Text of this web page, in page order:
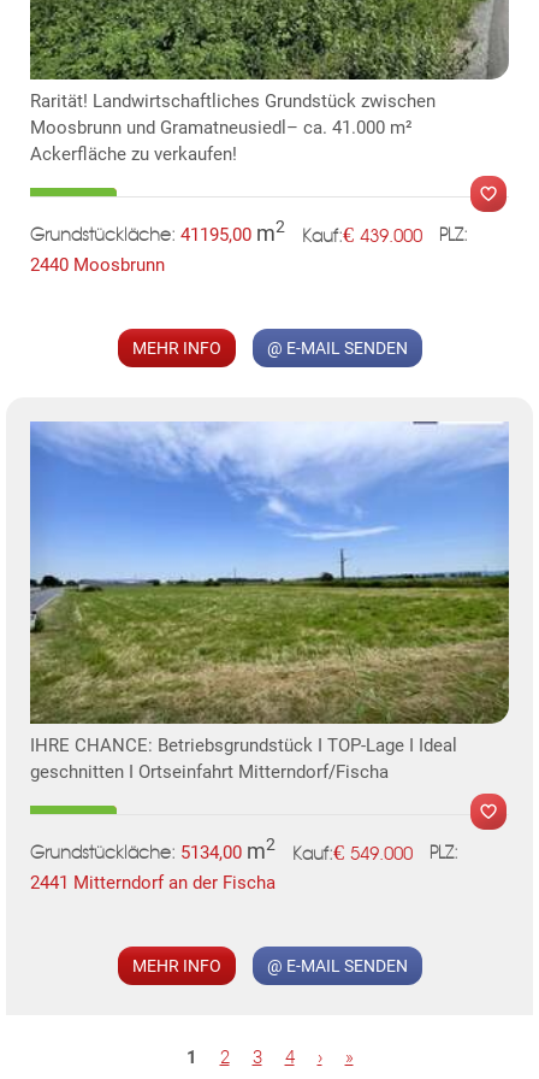
KLIS
KLIS
Rarität! Landwirtschaftliches Grundstück zwischen
Moosbrunn und Gramatneusiedl– ca. 41.000 m²
Ackerfläche zu verkaufen!
Grundstückläche: 41195,00 m2 Kauf:€ 439.000 PLZ:
2440 Moosbrunn
MEHR INFO @ E-MAIL SENDEN
IHRE CHANCE: Betriebsgrundstück I TOP-Lage I Ideal
geschnitten I Ortseinfahrt Mitterndorf/Fischa
Grundstückläche: 5134,00 m2 Kauf:€ 549.000 PLZ:
2441 Mitterndorf an der Fischa
MEHR INFO @ E-MAIL SENDEN
1 2 3 4 › »